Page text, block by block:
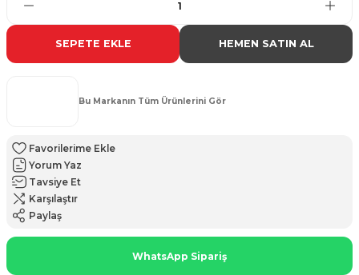
SEPETE EKLE HEMEN SATIN AL
Bu Markanın Tüm Ürünlerini Gör
Yorum Yaz
Tavsiye Et
Karşılaştır
Paylaş
WhatsApp Sipariş